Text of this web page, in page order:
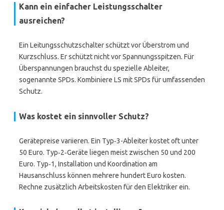
Kann ein einfacher Leistungsschalter
ausreichen?
Ein Leitungsschutzschalter schützt vor Überstrom und
Kurzschluss. Er schützt nicht vor Spannungsspitzen. Für
Überspannungen brauchst du spezielle Ableiter,
sogenannte SPDs. Kombiniere LS mit SPDs für umfassenden
Schutz.
Was kostet ein sinnvoller Schutz?
Gerätepreise variieren. Ein Typ‑3-Ableiter kostet oft unter
50 Euro. Typ‑2‑Geräte liegen meist zwischen 50 und 200
Euro. Typ‑1, Installation und Koordination am
Hausanschluss können mehrere hundert Euro kosten.
Rechne zusätzlich Arbeitskosten für den Elektriker ein.